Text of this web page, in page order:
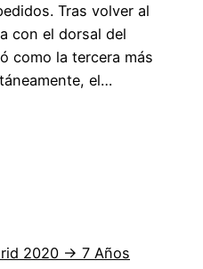
Tras volver al
con el dorsal del
como la tercera más
el…
2020 → 7 Años